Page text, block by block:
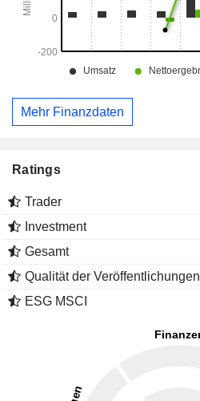
Mehr Finanzdaten
Ratings
Trader
Investment
Gesamt
Qualität der Veröffentlichungen
ESG MSCI